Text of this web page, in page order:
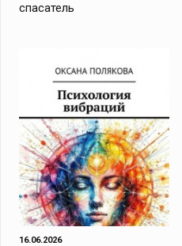
спасатель
16.06.2026